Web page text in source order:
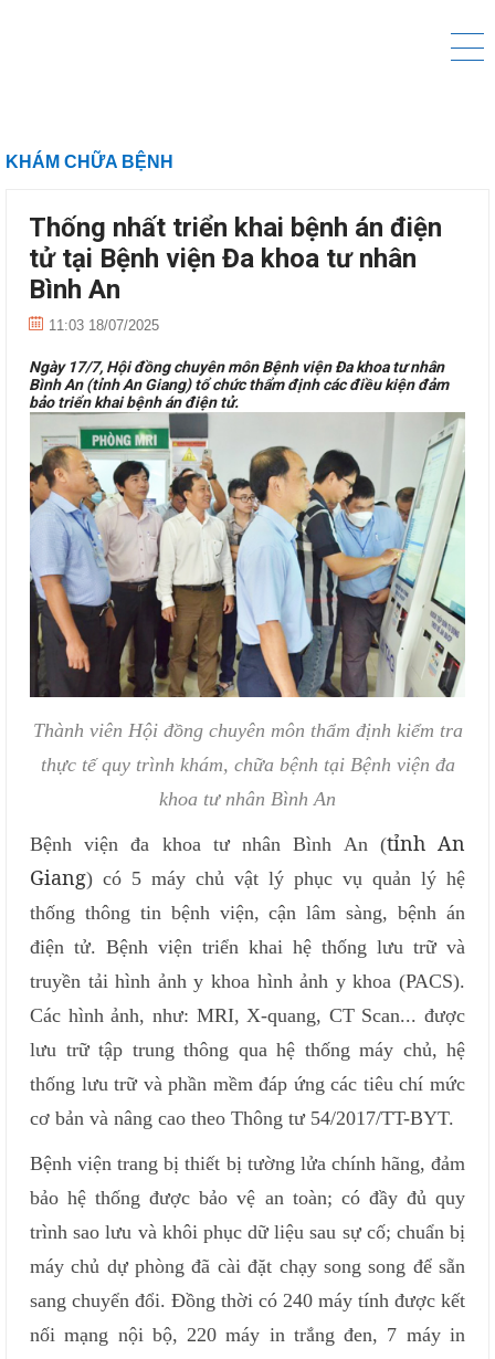
KHÁM CHỮA BỆNH
Thống nhất triển khai bệnh án điện
tử tại Bệnh viện Đa khoa tư nhân
Bình An
11:03 18/07/2025
Ngày 17/7, Hội đồng chuyên môn Bệnh viện Đa khoa tư nhân
Bình An (tỉnh An Giang) tổ chức thẩm định các điều kiện đảm
bảo triển khai bệnh án điện tử.
Thành viên Hội đồng chuyên môn thẩm định kiểm tra
thực tế quy trình khám, chữa bệnh tại Bệnh viện đa
khoa tư nhân Bình An
Bệnh viện đa khoa tư nhân Bình An (tỉnh An
Giang) có 5 máy chủ vật lý phục vụ quản lý hệ
thống thông tin bệnh viện, cận lâm sàng, bệnh án
điện tử. Bệnh viện triển khai hệ thống lưu trữ và
truyền tải hình ảnh y khoa hình ảnh y khoa (PACS).
Các hình ảnh, như: MRI, X-quang, CT Scan... được
lưu trữ tập trung thông qua hệ thống máy chủ, hệ
thống lưu trữ và phần mềm đáp ứng các tiêu chí mức
cơ bản và nâng cao theo Thông tư 54/2017/TT-BYT.
Bệnh viện trang bị thiết bị tường lửa chính hãng, đảm
bảo hệ thống được bảo vệ an toàn; có đầy đủ quy
trình sao lưu và khôi phục dữ liệu sau sự cố; chuẩn bị
máy chủ dự phòng đã cài đặt chạy song song để sẵn
sang chuyển đổi. Đồng thời có 240 máy tính được kết
nối mạng nội bộ, 220 máy in trắng đen, 7 máy in